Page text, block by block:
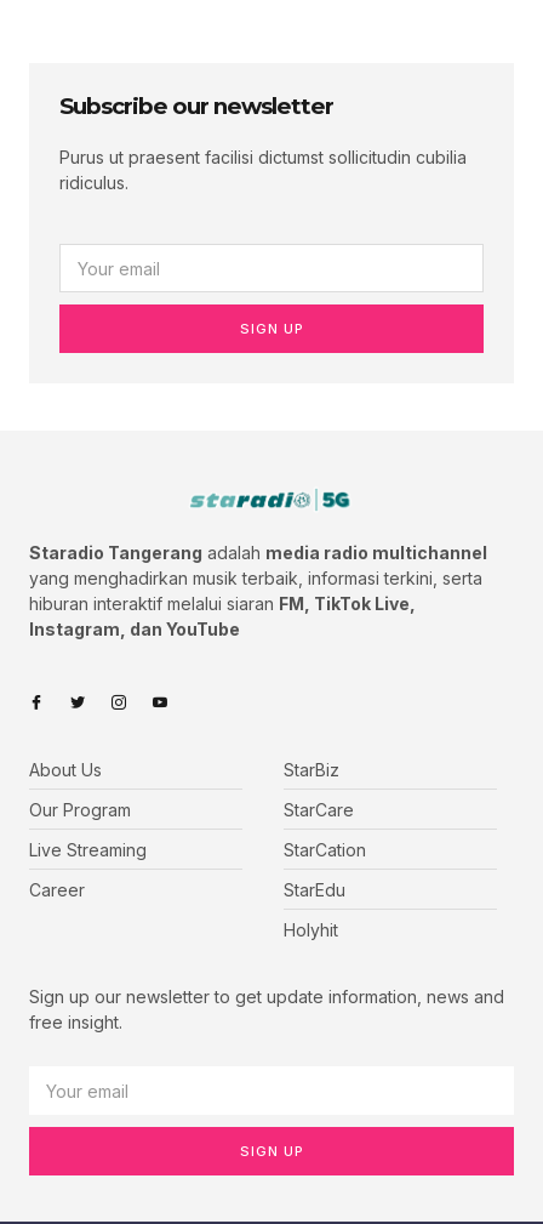
Subscribe our newsletter
Purus ut praesent facilisi dictumst sollicitudin cubilia
ridiculus.
SIGN UP
Staradio Tangerang adalah media radio multichannel
yang menghadirkan musik terbaik, informasi terkini, serta
hiburan interaktif melalui siaran FM, TikTok Live,
Instagram, dan YouTube
About Us
Our Program
Live Streaming
Career
StarBiz
StarCare
StarCation
StarEdu
Holyhit
Sign up our newsletter to get update information, news and
free insight.
SIGN UP